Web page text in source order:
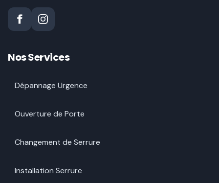
Nos Services
Dépannage Urgence
Ouverture de Porte
Changement de Serrure
Installation Serrure